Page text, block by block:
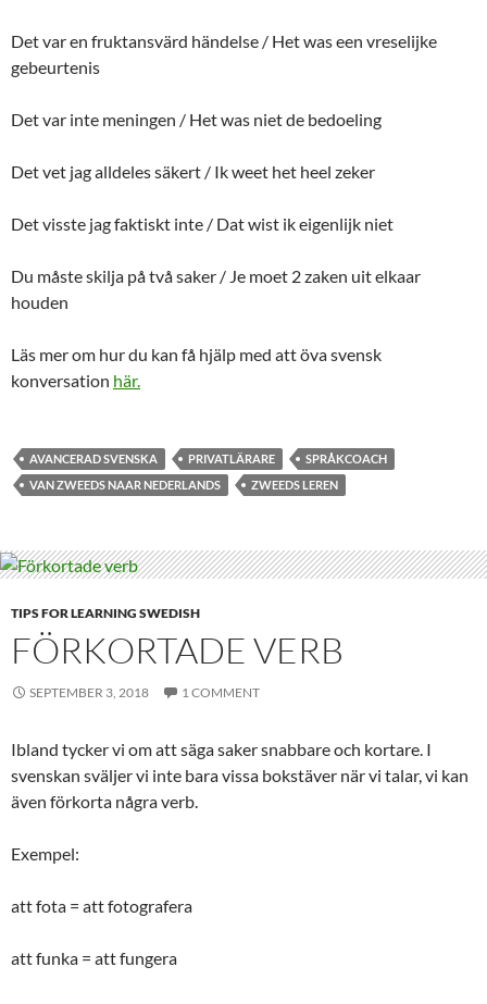
Det var en fruktansvärd händelse / Het was een vreselijke
gebeurtenis
Det var inte meningen / Het was niet de bedoeling
Det vet jag alldeles säkert / Ik weet het heel zeker
Det visste jag faktiskt inte / Dat wist ik eigenlijk niet
Du måste skilja på två saker / Je moet 2 zaken uit elkaar
houden
Läs mer om hur du kan få hjälp med att öva svensk
konversation här.
AVANCERAD SVENSKA PRIVATLÄRARE
SPRÅKCOACH
VAN ZWEEDS NAAR NEDERLANDS
ZWEEDS LEREN
TIPS FOR LEARNING SWEDISH
FÖRKORTADE VERB
SEPTEMBER 3, 2018 1 COMMENT
Ibland tycker vi om att säga saker snabbare och kortare. I
svenskan sväljer vi inte bara vissa bokstäver när vi talar, vi kan
även förkorta några verb.
Exempel:
att fota = att fotografera
att funka = att fungera